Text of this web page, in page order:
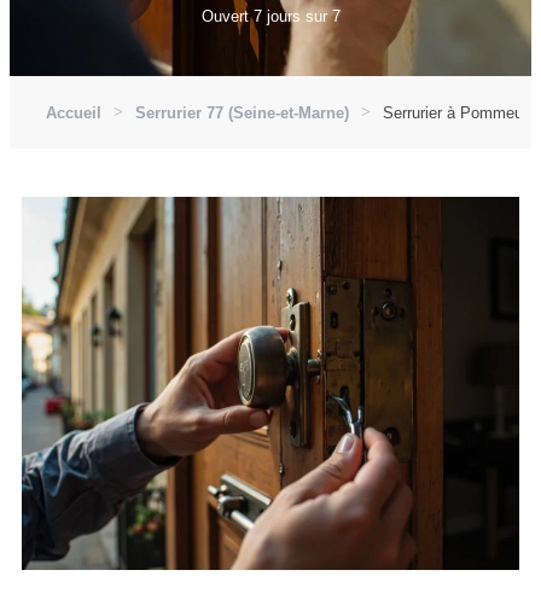
Ouvert 7 jours sur 7
Accueil Serrurier 77 (Seine-et-Marne) Serrurier à